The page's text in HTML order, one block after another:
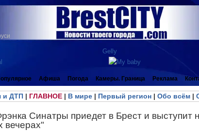
Афиша Погода Камеры. Граница Реклама
и ДТП| ГЛАВНОЕ| В мире| Первый регион| Обо всём|
Синатры приедет в Брест и выступит
вечерах"